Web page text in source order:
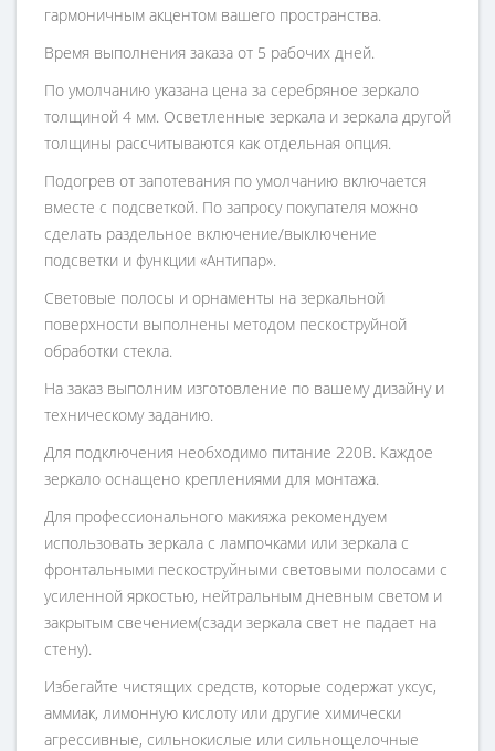
гармоничным акцентом вашего пространства.
Время выполнения заказа от 5 рабочих дней.
По умолчанию указана цена за серебряное зеркало
толщиной 4 мм. Осветленные зеркала и зеркала другой
толщины рассчитываются как отдельная опция.
Подогрев от запотевания по умолчанию включается
вместе с подсветкой. По запросу покупателя можно
сделать раздельное включение/выключение
подсветки и функции «Антипар».
Световые полосы и орнаменты на зеркальной
поверхности выполнены методом пескоструйной
обработки стекла.
На заказ выполним изготовление по вашему дизайну и
техническому заданию.
Для подключения необходимо питание 220В. Каждое
зеркало оснащено креплениями для монтажа.
Для профессионального макияжа рекомендуем
использовать зеркала с лампочками или зеркала с
фронтальными пескоструйными световыми полосами с
усиленной яркостью, нейтральным дневным светом и
закрытым свечением(сзади зеркала свет не падает на
стену).
Избегайте чистящих средств, которые содержат уксус,
аммиак, лимонную кислоту или другие химически
агрессивные, сильнокислые или сильнощелочные